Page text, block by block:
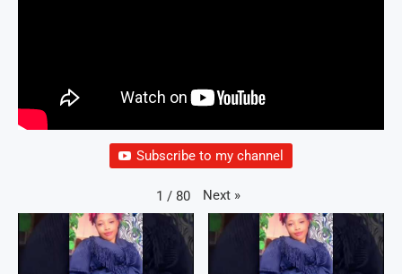
Subscribe to my channel
1 / 80 Next »